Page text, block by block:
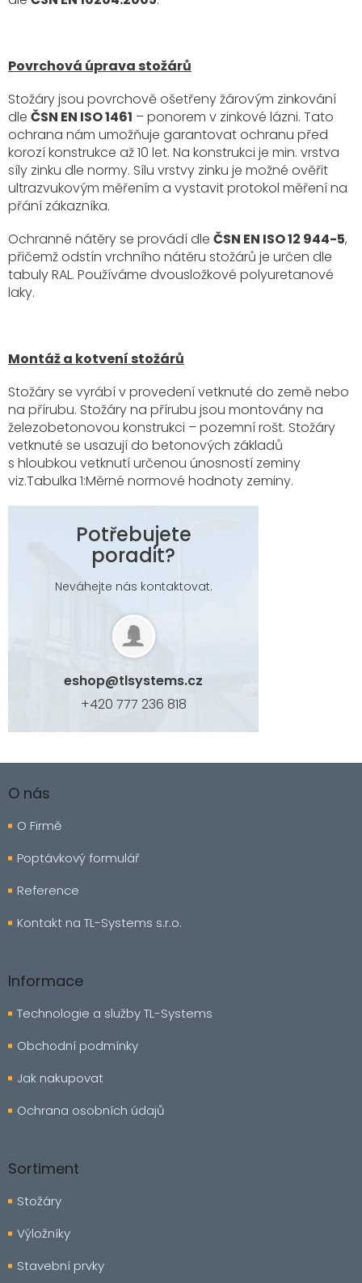
Povrchová úprava stožárů
Stožáry jsou povrchově ošetřeny žárovým zinkování
dle ČSN EN ISO 1461 – ponorem v zinkové lázni. Tato
ochrana nám umožňuje garantovat ochranu před
korozí konstrukce až 10 let. Na konstrukci je min. vrstva
síly zinku dle normy. Sílu vrstvy zinku je možné ověřit
ultrazvukovým měřením a vystavit protokol měření na
přání zákazníka.
Ochranné nátěry se provádí dle ČSN EN ISO 12 944-5,
přičemž odstín vrchního nátěru stožárů je určen dle
tabuly RAL. Používáme dvousložkové polyuretanové
laky.
Montáž a kotvení stožárů
Stožáry se vyrábí v provedení vetknuté do země nebo
na přírubu. Stožáry na přírubu jsou montovány na
železobetonovou konstrukci – pozemní rošt. Stožáry
vetknuté se usazují do betonových základů
s hloubkou vetknutí určenou únosností zeminy
viz.Tabulka 1:Měrné normové hodnoty zeminy.
Potřebujete
poradit?
Neváhejte nás kontaktovat.
eshop@tlsystems.cz
+420 777 236 818
á
a
O nás
O Firmě
Poptávkový formulář
Reference
Kontakt na TL-Systems s.r.o.
Informace
Technologie a služby TL-Systems
Obchodní podmínky
Jak nakupovat
Ochrana osobních údajů
Sortiment
Stožáry
Výložníky
Stavební prvky